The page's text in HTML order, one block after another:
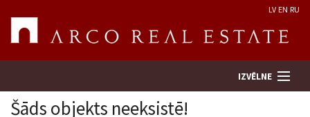
LV EN RU
IZVĒLNE
Šāds objekts neeksistē!